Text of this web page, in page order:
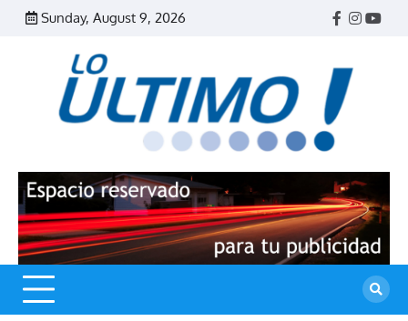
Skip
Sunday, August 9, 2026
Facebook